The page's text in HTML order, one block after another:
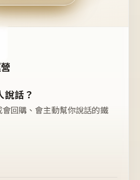
開團
嗎？
說話？
回購、會主動幫你說話的鐵